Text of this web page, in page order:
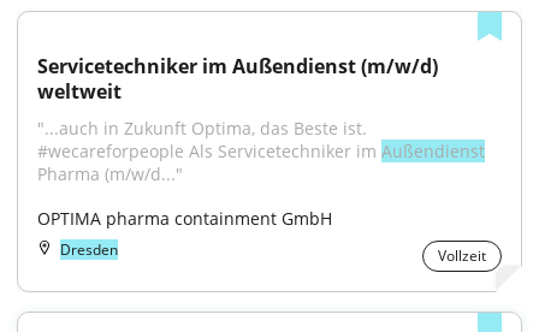
Servicetechniker im Außendienst (m/w/d)
weltweit
"...auch in Zukunft Optima, das Beste ist.
#wecareforpeople Als Servicetechniker im Außendienst
Pharma (m/w/d..."
OPTIMA pharma containment GmbH
Dresden Vollzeit